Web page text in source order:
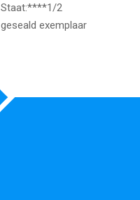
Staat:****1/2
geseald exemplaar